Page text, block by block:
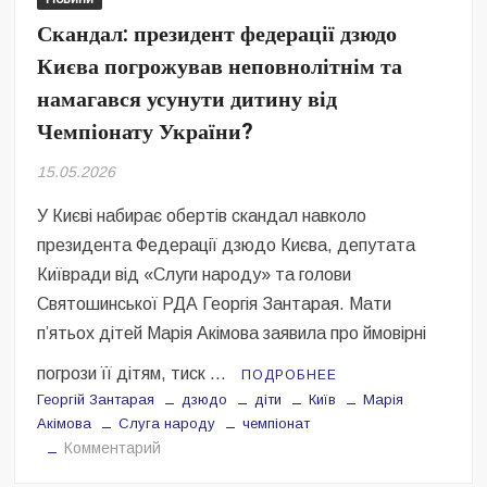
Безугла закликає валити Сирського
Світові бренди одягу та взуття: розвиток ринку та вплив на
сучасну моду
Командувач ВМС Неїжпапа закликав не дестабілізувати ситуацію
Скандал: президент федерації дзюдо
Києва погрожував неповнолітнім та
намагався усунути дитину від
Чемпіонату України?
15.05.2026
У Києві набирає обертів скандал навколо
президента Федерації дзюдо Києва, депутата
Київради від «Слуги народу» та голови
Святошинської РДА Георгія Зантарая. Мати
пʼятьох дітей Марія Акімова заявила про ймовірні
погрози її дітям, тиск … ПОДРОБНЕЕ
Георгій Зантарая дзюдо діти Київ
Марія
Акімова
Слуга народу чемпіонат
Комментарий